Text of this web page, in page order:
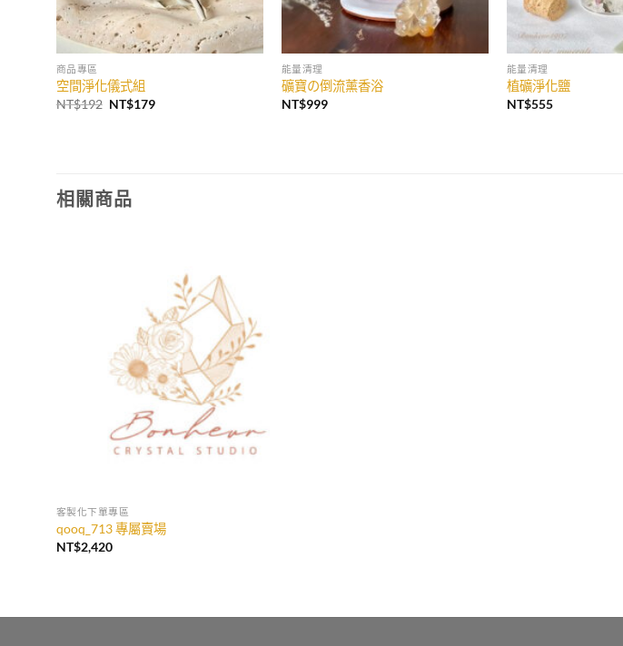
商品專區
空間淨化儀式組
NT$192 原
NT$179目
能量清理
礦寶の倒流薰香浴
NT$999
能量清理
植礦淨化鹽
NT$555
相關商品
客製化下單專區
qooq_713 專屬賣場
NT$2,420